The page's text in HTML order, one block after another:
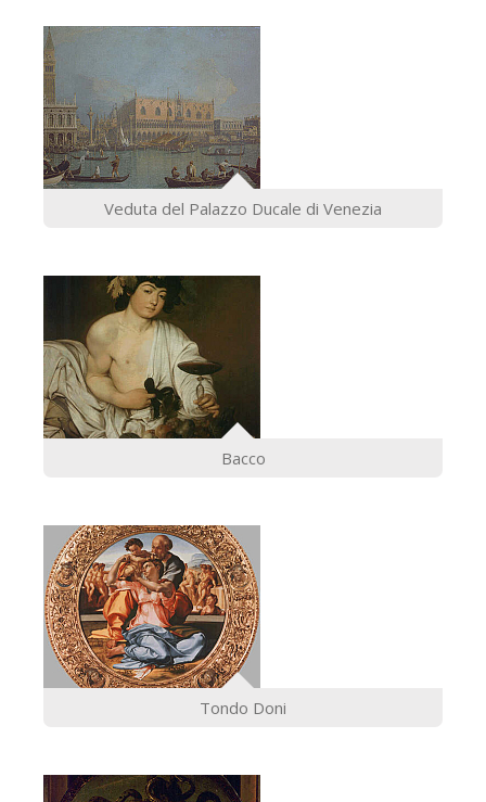
Veduta del Palazzo Ducale di Venezia
Bacco
Tondo Doni